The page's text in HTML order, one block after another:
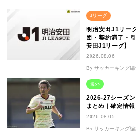
Jリーグ
明治安田J1リー
団・契約満了・
安田J1リーグ】
2026.08.06
By サッカーキング編
海外
2026-27シーズン
まとめ｜確定情報
2026.08.05
By サッカーキング編